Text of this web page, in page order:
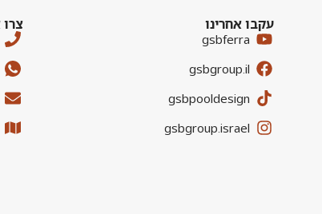
עקבו אחרינו
gsbferra
gsbgroup.il
gsbpooldesign
gsbgroup.israel